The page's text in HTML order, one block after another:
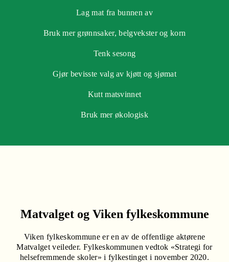
Lag mat fra bunnen av
Bruk mer grønnsaker, belgvekster og korn
Tenk sesong
Gjør bevisste valg av kjøtt og sjømat
Kutt matsvinnet
Bruk mer økologisk
Matvalget og Viken fylkeskommune
Viken fylkeskommune er en av de offentlige aktørene
Matvalget veileder. Fylkeskommunen vedtok «Strategi for
helsefremmende skoler» i fylkestinget i november 2020.